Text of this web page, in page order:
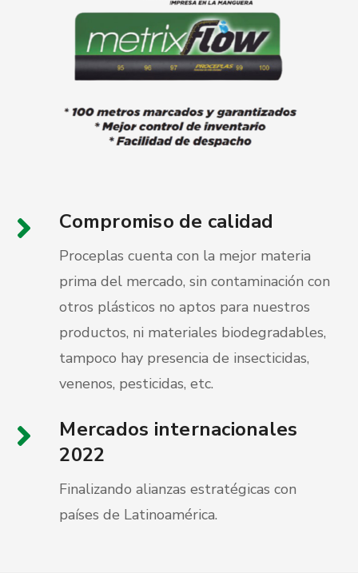
Compromiso de calidad
Proceplas cuenta con la mejor materia
prima del mercado, sin contaminación con
otros plásticos no aptos para nuestros
productos, ni materiales biodegradables,
tampoco hay presencia de insecticidas,
venenos, pesticidas, etc.
Mercados internacionales
2022
Finalizando alianzas estratégicas con
países de Latinoamérica.